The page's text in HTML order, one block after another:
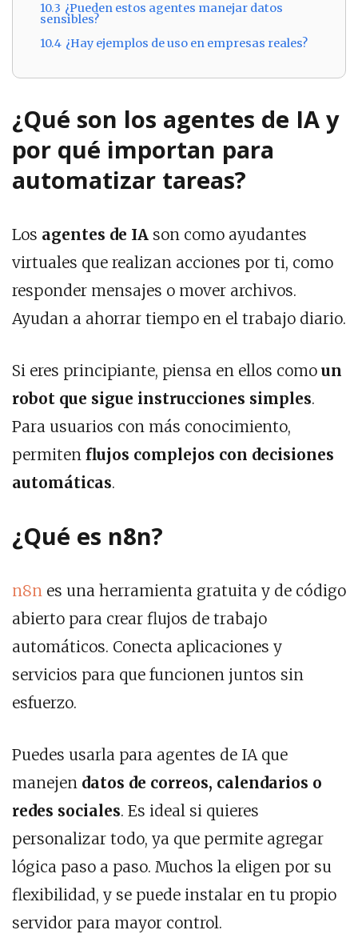
10.3 ¿Pueden estos agentes manejar datos
sensibles?
10.4 ¿Hay ejemplos de uso en empresas reales?
¿Qué son los agentes de IA y
por qué importan para
automatizar tareas?
Los agentes de IA son como ayudantes
virtuales que realizan acciones por ti, como
responder mensajes o mover archivos.
Ayudan a ahorrar tiempo en el trabajo diario.
Si eres principiante, piensa en ellos como un
robot que sigue instrucciones simples.
Para usuarios con más conocimiento,
permiten flujos complejos con decisiones
automáticas.
¿Qué es n8n?
n8n es una herramienta gratuita y de código
abierto para crear flujos de trabajo
automáticos. Conecta aplicaciones y
servicios para que funcionen juntos sin
esfuerzo.
Puedes usarla para agentes de IA que
manejen datos de correos, calendarios o
redes sociales. Es ideal si quieres
personalizar todo, ya que permite agregar
lógica paso a paso. Muchos la eligen por su
flexibilidad, y se puede instalar en tu propio
servidor para mayor control.